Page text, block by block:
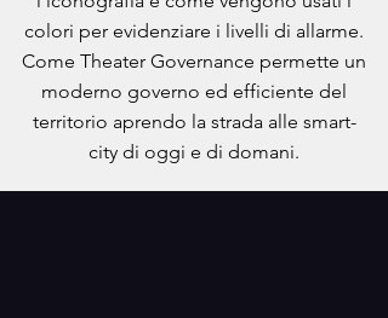
colori per evidenziare i livelli di allarme.
Come Theater Governance permette un
moderno governo ed efficiente del
territorio aprendo la strada alle smart-
city di oggi e di domani.